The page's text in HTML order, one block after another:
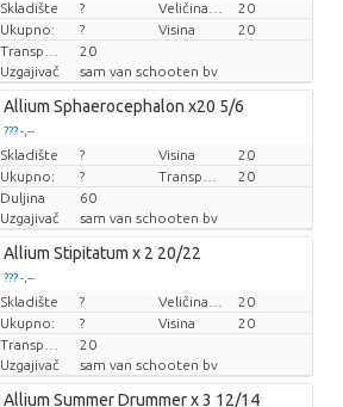
Cijena po komadu
Skladište ?
20
Ukupno:
? Visina
20
20
Uzgajivač
sam van schooten bv
Allium Sphaerocephalon x20 5/6
??? -,--
Cijena po komadu
Skladište ? Visina
20
Ukupno:
?
20
Duljina
60
Uzgajivač
sam van schooten bv
Allium Stipitatum x 2 20/22
??? -,--
Cijena po komadu
Skladište ?
20
Ukupno:
? Visina
20
20
Uzgajivač
sam van schooten bv
Allium Summer Drummer x 3 12/14